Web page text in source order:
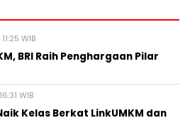
WIB
BRI Raih Penghargaan Pilar
WIB
Kelas Berkat LinkUMKM dan